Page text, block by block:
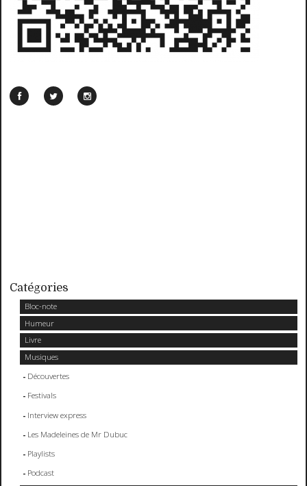
Catégories
Bloc-note
Humeur
Livre
Musiques
Découvertes
Festivals
Interview express
Les Madeleines de Mr Dubuc
Playlists
Podcast